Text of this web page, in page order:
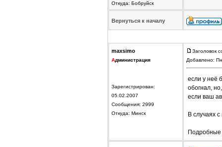
Откуда: Бобруйск
Вернуться к началу
maxsimo
Администрация
Зарегистрирован:
05.02.2007
Сообщения: 2999
Откуда: Минск
Заголовок
Добавлено:
если у неё
обогнал,
если ваш
В случаях
Подробные